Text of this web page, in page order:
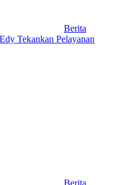
Berita
Tekankan Pelayanan
Berita